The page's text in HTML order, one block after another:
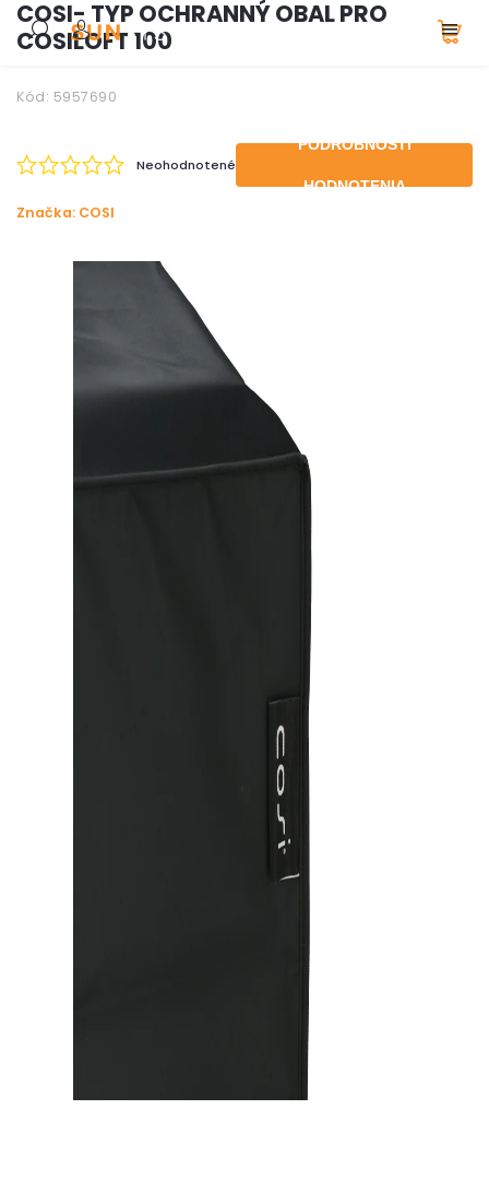
COSI- TYP OCHRANNÝ OBAL PRO
COSILOFT 100
Kód: 5957690
Neohodnotené
PODROBNOSTI
HODNOTENIA
Značka: COSI